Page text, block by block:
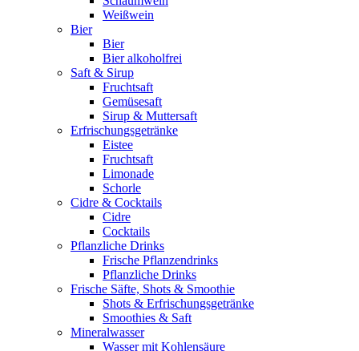
Weißwein
Bier
Bier
Bier alkoholfrei
Saft & Sirup
Fruchtsaft
Gemüsesaft
Sirup & Muttersaft
Erfrischungsgetränke
Eistee
Fruchtsaft
Limonade
Schorle
Cidre & Cocktails
Cidre
Cocktails
Pflanzliche Drinks
Frische Pflanzendrinks
Pflanzliche Drinks
Frische Säfte, Shots & Smoothie
Shots & Erfrischungsgetränke
Smoothies & Saft
Mineralwasser
Wasser mit Kohlensäure